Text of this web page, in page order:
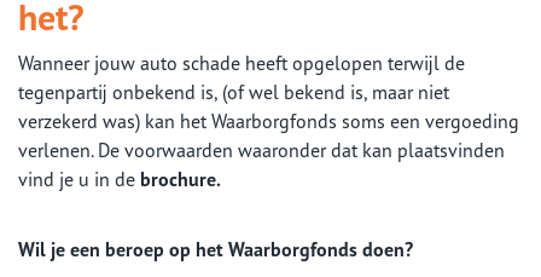
het?
Wanneer jouw auto schade heeft opgelopen terwijl de
tegenpartij onbekend is, (of wel bekend is, maar niet
verzekerd was) kan het Waarborgfonds soms een vergoeding
verlenen. De voorwaarden waaronder dat kan plaatsvinden
vind je u in de brochure.
Wil je een beroep op het Waarborgfonds doen?